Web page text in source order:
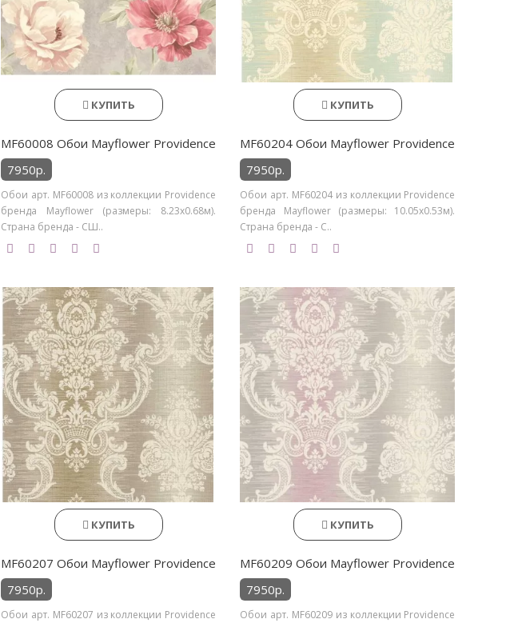
КУПИТЬ
MF60008 Обои Mayflower Providence
7950р.
Обои арт. MF60008 из коллекции Providence
бренда Mayflower (размеры: 8.23х0.68м).
Страна бренда - СШ..
КУПИТЬ
MF60204 Обои Mayflower Providence
7950р.
Обои арт. MF60204 из коллекции Providence
бренда Mayflower (размеры: 10.05х0.53м).
Страна бренда - С..
КУПИТЬ
MF60207 Обои Mayflower Providence
7950р.
Обои арт. MF60207 из коллекции Providence
КУПИТЬ
MF60209 Обои Mayflower Providence
7950р.
Обои арт. MF60209 из коллекции Providence